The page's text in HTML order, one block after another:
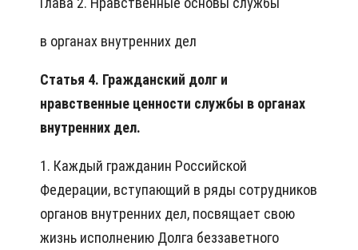
в органах внутренних дел
Статья 4. Гражданский долг и
нравственные ценности службы в органах
внутренних дел.
1. Каждый гражданин Российской
Федерации, вступающий в ряды сотрудников
органов внутренних дел, посвящает свою
жизнь исполнению Долга беззаветного